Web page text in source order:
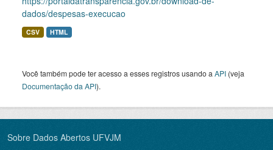
dados/despesas-execucao
CSV HTML
Você também pode ter acesso a esses registros usando a API (veja
Documentação da API).
Sobre Dados Abertos UFVJM